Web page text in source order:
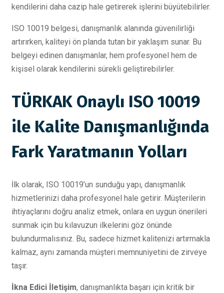
kendilerini daha cazip hale getirerek işlerini büyütebilirler.
ISO 10019 belgesi, danışmanlık alanında güvenilirliği
artırırken, kaliteyi ön planda tutan bir yaklaşım sunar. Bu
belgeyi edinen danışmanlar, hem profesyonel hem de
kişisel olarak kendilerini sürekli geliştirebilirler.
TÜRKAK Onaylı ISO 10019
ile Kalite Danışmanlığında
Fark Yaratmanın Yolları
İlk olarak, ISO 10019’un sunduğu yapı, danışmanlık
hizmetlerinizi daha profesyonel hale getirir. Müşterilerin
ihtiyaçlarını doğru analiz etmek, onlara en uygun önerileri
sunmak için bu kılavuzun ilkelerini göz önünde
bulundurmalısınız. Bu, sadece hizmet kalitenizi artırmakla
kalmaz, aynı zamanda müşteri memnuniyetini de zirveye
taşır.
İkna Edici İletişim, danışmanlıkta başarı için kritik bir